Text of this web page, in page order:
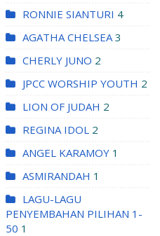
RONNIE SIANTURI 4
AGATHA CHELSEA 3
CHERLY JUNO 2
JPCC WORSHIP YOUTH 2
LION OF JUDAH 2
REGINA IDOL 2
ANGEL KARAMOY 1
ASMIRANDAH 1
LAGU-LAGU
PENYEMBAHAN PILIHAN 1-
50 1